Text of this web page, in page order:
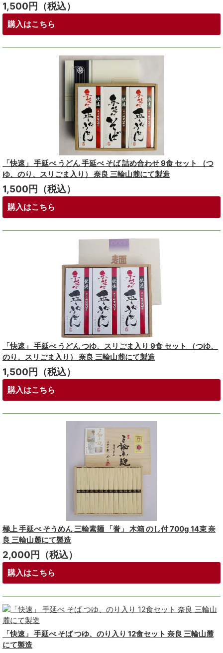
1,500円（税込）
購入はこちら
「快速」 手延べ うどん 手延べ そば 詰め合わせ 9食 セット （つ
ゆ、のり、スリごま入り） 奈良 三輪山麓にて製造
1,500円（税込）
購入はこちら
「快速」 手延べ うどん つゆ、スリごま入り 9食 セット （つゆ、
のり、スリごま入り） 奈良 三輪山麓にて製造
1,500円（税込）
購入はこちら
極上 手延べ そうめん 三輪素麺 「誉」 木箱 のし付 700g 14束 奈
良 三輪山麓にて製造
2,000円（税込）
購入はこちら
「快速」 手延べ そば つゆ、のり入り 12食セット 奈良 三輪山麓
にて製造